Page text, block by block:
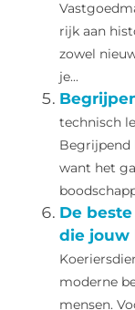
rijk aan
zowel
je...
technisch
Begrijpend
want het
De
die jouw
moderne
mensen.